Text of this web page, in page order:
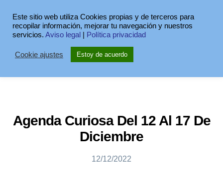
Agenda Curiosa Del 12 Al 17 De
Diciembre
12/12/2022
Este sitio web utiliza Cookies propias y de terceros para
recopilar información, mejorar tu navegación y nuestros
servicios. Aviso legal Política privacidad
Cookie ajustes Estoy de acuerdo